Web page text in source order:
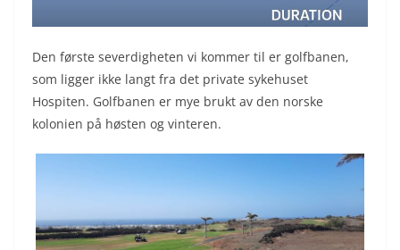
Den første severdigheten vi kommer til er golfbanen,
som ligger ikke langt fra det private sykehuset
Hospiten. Golfbanen er mye brukt av den norske
kolonien på høsten og vinteren.